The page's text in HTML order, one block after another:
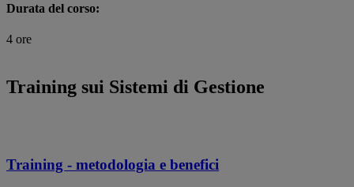
Durata del corso:
4 ore
Training sui Sistemi di Gestione
Training - metodologia e benefici